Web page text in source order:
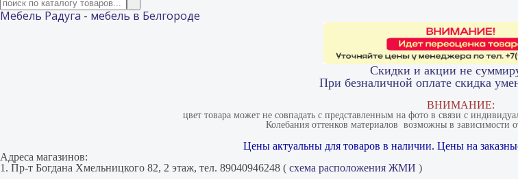
Мебель Радуга - мебель в Белгороде
Скидки и акции не
При безналичной оплате скидка
ВНИМАНИЕ:
цвет товара может не совпадать с представленным на фото в связи с
Колебания оттенков материалов​ ​ возможны в зависимости
Цены актуальны для товаров в наличии. Цены на
Адреса магазинов:
1. Пр-т Богдана Хмельницкого 82, 2 этаж, тел. 89040946248 ( схема расположения ЖМИ )